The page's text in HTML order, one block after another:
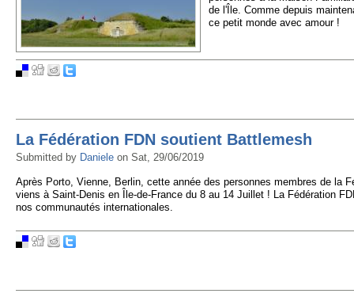
de l'Île. Comme depuis
ce petit monde avec amour !
La Fédération FDN soutient Battlemesh
Submitted by Daniele on Sat, 29/06/2019
Après Porto, Vienne, Berlin, cette année des personnes membres de la
viens à Saint-Denis en Île-de-France du 8 au 14 Juillet ! La Fédération
nos communautés internationales.